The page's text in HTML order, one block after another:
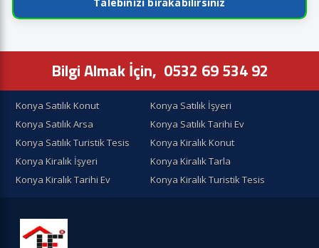
Bilgi Almak İçin, 0532 69 534 92
Konya Satılık Konut
Konya Satılık İşyeri
Konya Satılık Arsa
Konya Satılık Tarihi Ev
Konya Satılık Turistik Tesis
Konya Kiralık Konut
Konya Kiralık İşyeri
Konya Kiralık Tarla
Konya Kiralık Tarihi Ev
Konya Kiralık Turistik Tesis